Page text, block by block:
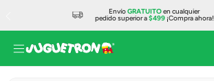
EnvíoGRATUITOen cualquier
pedido superior a$499¡Compra ahora!
Encuentra algo increíble...